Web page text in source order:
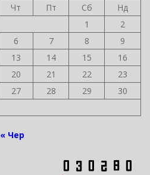
Чт Пт Сб
Нд
1
2
6 7 8
9
13 14 15
16
20 21 22
23
27 28 29
30
« Чер